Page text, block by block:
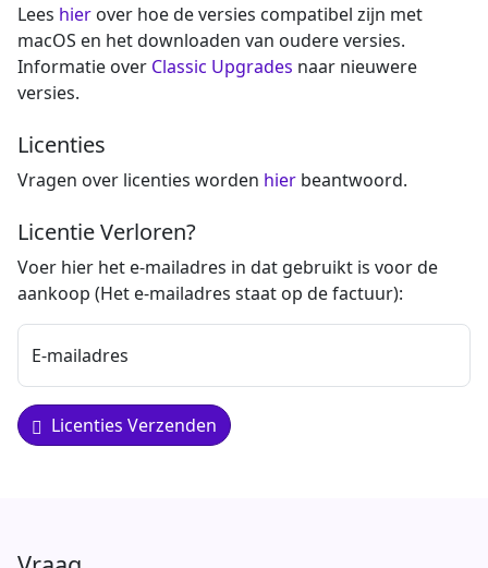
Lees hier over hoe de versies compatibel zijn met
macOS en het downloaden van oudere versies.
Informatie over Classic Upgrades naar nieuwere
versies.
Licenties
Vragen over licenties worden hier beantwoord.
Licentie Verloren?
Voer hier het e-mailadres in dat gebruikt is voor de
aankoop (Het e-mailadres staat op de factuur):
E-mailadres
Licenties Verzenden